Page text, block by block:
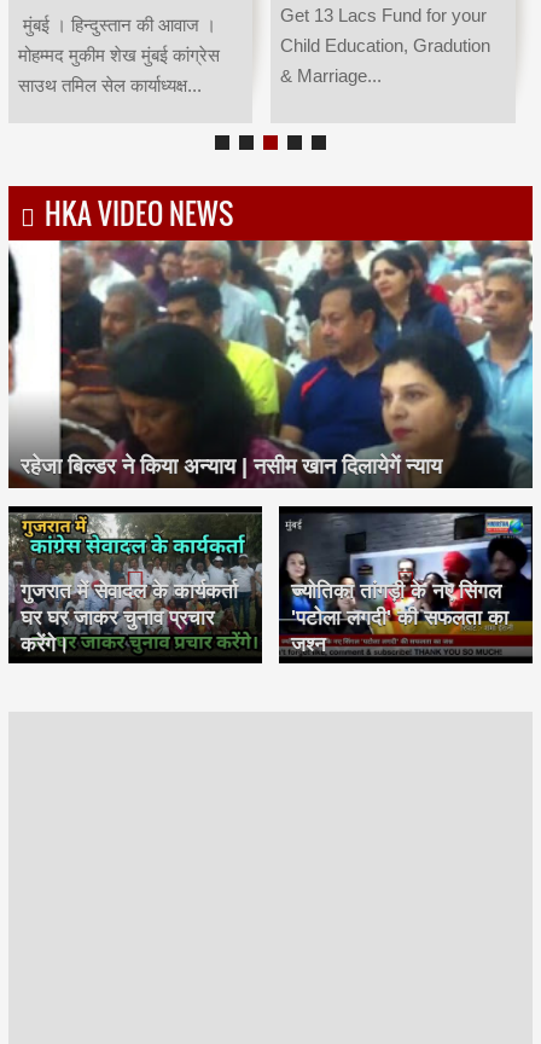
मुंबई । हिन्दुस्तान की आवाज ।
मोहम्मद मुकीम शेख मुंबई कांग्रेस
साउथ तमिल सेल कार्याध्यक्ष...
Get 13 Lacs Fund for your
Child Education, Gradution
& Marriage...
HKA VIDEO NEWS
रहेजा बिल्डर ने किया अन्याय | नसीम खान दिलायेगें न्याय
गुजरात में सेवादल के कार्यकर्ता
घर घर जाकर चुनाव प्रचार
करेंगे।
ज्योतिका तांगड़ी के नए सिंगल
'पटोला लगदी' की सफलता का
जश्न